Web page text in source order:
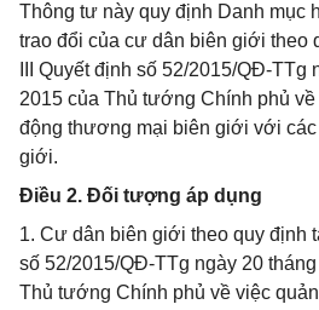
Thông tư này quy định Danh mục
trao đổi của cư dân biên giới theo
III Quyết định số 52/2015/QĐ-TTg
2015 của Thủ tướng Chính phủ
động thương mại biên giới với
giới.
Điều 2. Đối tượng áp dụng
1. Cư dân biên giới theo quy định
số 52/2015/QĐ-TTg ngày 20
Thủ tướng Chính phủ về việc